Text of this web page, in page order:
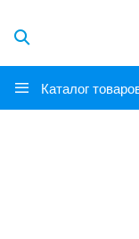
Каталог